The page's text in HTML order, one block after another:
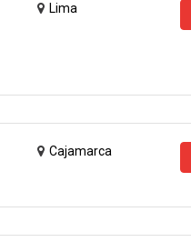
Lima
Cajamarca